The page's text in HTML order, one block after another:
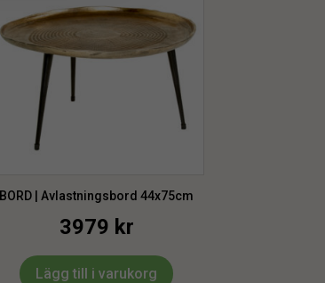
BORD | Avlastningsbord 44x75cm
3979 kr
Lägg till i varukorg